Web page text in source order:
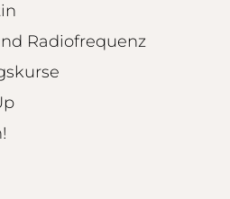
Radiofrequenz